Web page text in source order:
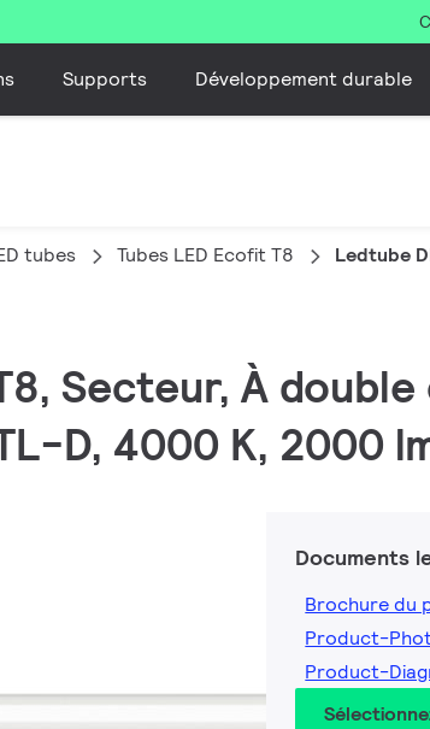
Supports Développement durable
tubes Tubes LED Ecofit T8 Ledtube
Secteur, À
D, 4000 K, 2000
Documents
Brochure du
Product-
Product-